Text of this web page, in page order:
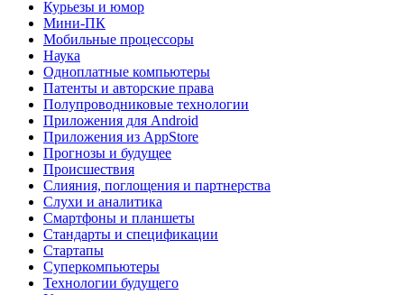
Курьезы и юмор
Мини-ПК
Мобильные процессоры
Наука
Одноплатные компьютеры
Патенты и авторские права
Полупроводниковые технологии
Приложения для Android
Приложения из AppStore
Прогнозы и будущее
Происшествия
Слияния, поглощения и партнерства
Слухи и аналитика
Смартфоны и планшеты
Стандарты и спецификации
Стартапы
Суперкомпьютеры
Технологии будущего